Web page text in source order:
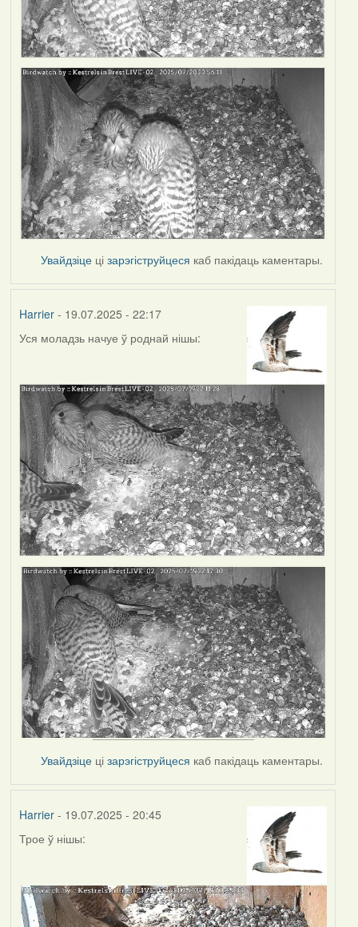
Увайдзіце цізарэгіструйцеся каб пакідаць каментары.
Harrier- 19.07.2025 - 22:17
Уся моладзь начуе ў роднай нішы:
Увайдзіце цізарэгіструйцеся каб пакідаць каментары.
Harrier- 19.07.2025 - 20:45
Трое ў нішы: